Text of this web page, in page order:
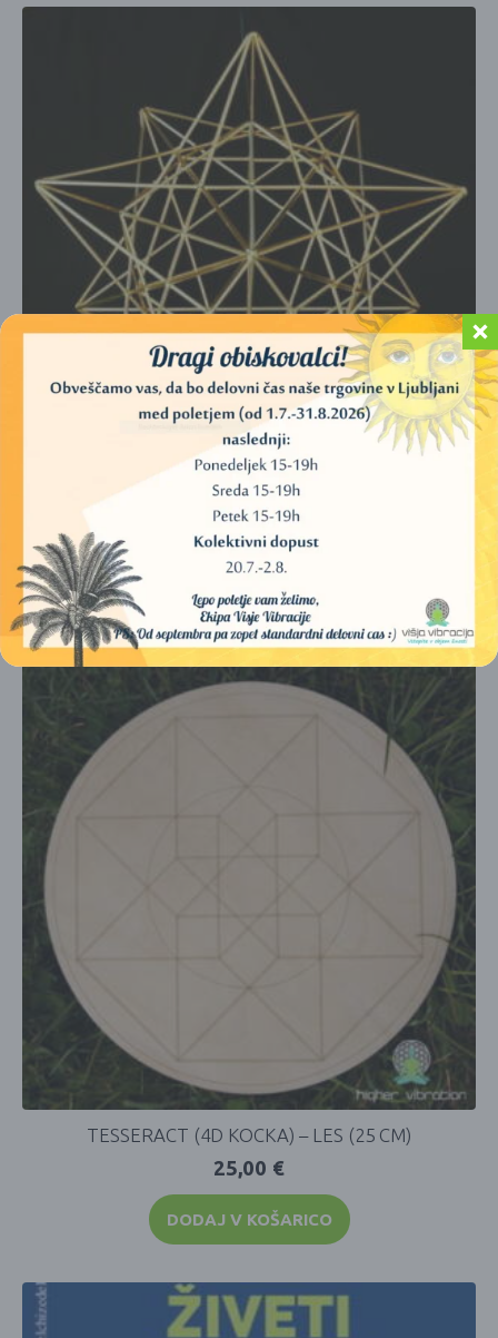
MREŽA ENOSTI – STELIRANI
IKOZAEDER/DODEKAEDER (30 CM)
697,00€
DODAJ V KOŠARICO
TESSERACT (4D KOCKA) – LES (25 CM)
25,00 €
DODAJ V KOŠARICO